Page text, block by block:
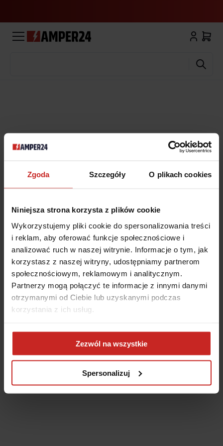
Zgoda Szczegóły O plikach cookies
Niniejsza strona korzysta z plików cookie
Wykorzystujemy pliki cookie do spersonalizowania treści
i reklam, aby oferować funkcje społecznościowe i
analizować ruch w naszej witrynie. Informacje o tym, jak
korzystasz z naszej witryny, udostępniamy partnerom
społecznościowym, reklamowym i analitycznym.
Partnerzy mogą połączyć te informacje z innymi danymi
otrzymanymi od Ciebie lub uzyskanymi podczas
korzystania z ich usług.
Zezwól na wszystkie
Spersonalizuj
browser console for more information)